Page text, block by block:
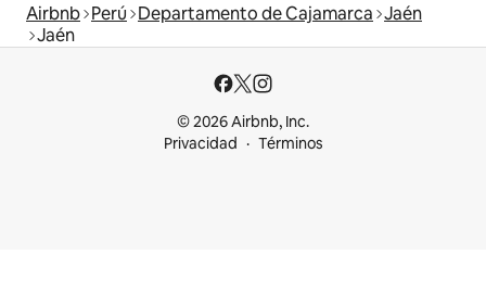
Airbnb Perú Departamento de Cajamarca Jaén
Jaén
© 2026 Airbnb, Inc.
Privacidad
Términos